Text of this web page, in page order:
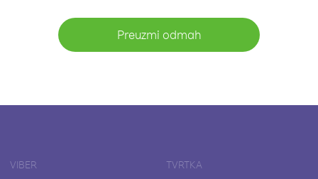
Preuzmi odmah
VIBER TVRTKA